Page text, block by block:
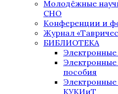
Молодёжные
СНО
Конференции и
Журнал
БИБЛИОТЕКА
пособия
КУКИиТ